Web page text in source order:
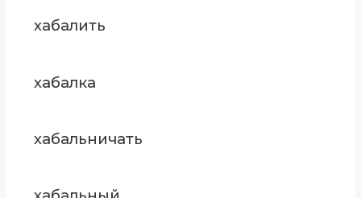
хабалить
хабалка
хабальничать